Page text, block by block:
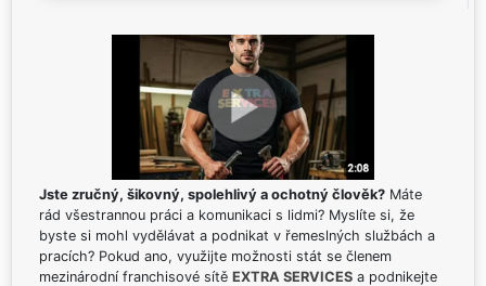
Jste zručný, šikovný, spolehlivý a ochotný člověk? Máte
rád všestrannou práci a komunikaci s lidmi? Myslíte si, že
byste si mohl vydělávat a podnikat v řemeslných službách a
pracích? Pokud ano, využijte možnosti stát se členem
mezinárodní franchisové sítě EXTRA SERVICES a podnikejte